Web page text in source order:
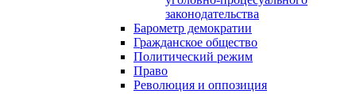
законодательства
Барометр демократии
Гражданское общество
Политический режим
Право
Революция и оппозиция